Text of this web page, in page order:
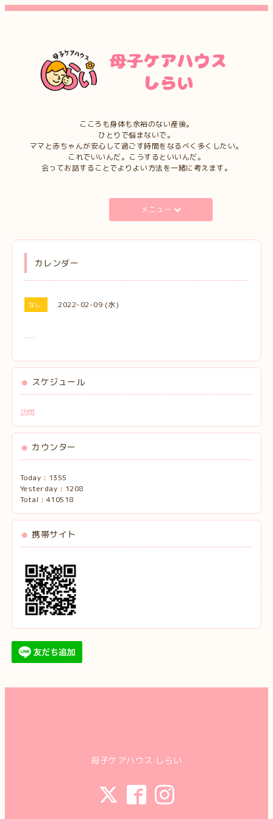
こころも身体も余裕のない産後。
ひとりで悩まないで。
ママと赤ちゃんが安心して過ごす時間をなるべく多くしたい。
これでいいんだ。こうするといいんだ。
会ってお話することでよりよい方法を一緒に考えます。
メニュー
カレンダー
なし 2022-02-09 (水)
スケジュール
訪問
カウンター
Today : 1355
Yesterday : 1208
Total : 410518
携帯サイト
母子ケアハウス しらい